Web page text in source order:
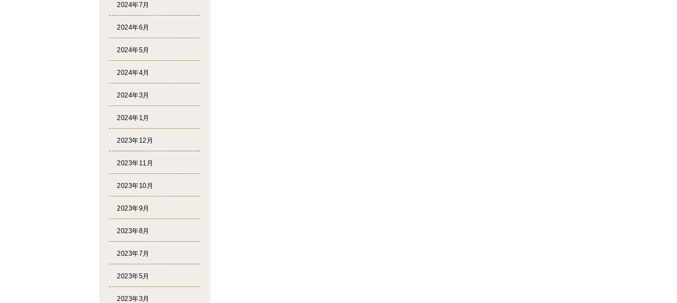
2024年7月
2024年6月
2024年5月
2024年4月
2024年3月
2024年1月
2023年12月
2023年11月
2023年10月
2023年9月
2023年8月
2023年7月
2023年5月
2023年3月